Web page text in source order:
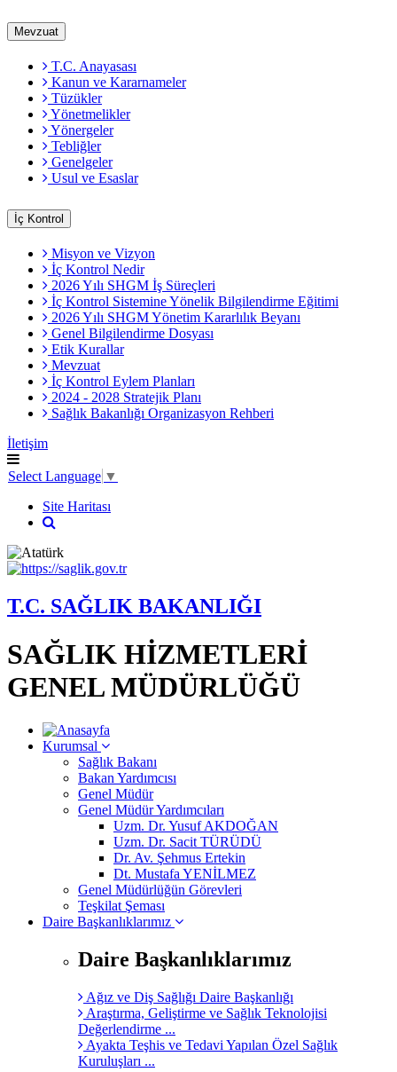
Mevzuat
T.C. Anayasası
Kanun ve Kararnameler
Tüzükler
Yönetmelikler
Yönergeler
Tebliğler
Genelgeler
Usul ve Esaslar
İç Kontrol
Misyon ve Vizyon
İç Kontrol Nedir
2026 Yılı SHGM İş Süreçleri
İç Kontrol Sistemine Yönelik Bilgilendirme Eğitimi
2026 Yılı SHGM Yönetim Kararlılık Beyanı
Genel Bilgilendirme Dosyası
Etik Kurallar
Mevzuat
İç Kontrol Eylem Planları
2024 - 2028 Stratejik Planı
Sağlık Bakanlığı Organizasyon Rehberi
İletişim
Select Language ▼
Site Haritası
T.C. SAĞLIK BAKANLIĞI
SAĞLIK HİZMETLERİ
GENEL MÜDÜRLÜĞÜ
Kurumsal
Sağlık Bakanı
Bakan Yardımcısı
Genel Müdür
Genel Müdür Yardımcıları
Uzm. Dr. Yusuf AKDOĞAN
Uzm. Dr. Sacit TÜRÜDÜ
Dr. Av. Şehmus Ertekin
Dt. Mustafa YENİLMEZ
Genel Müdürlüğün Görevleri
Teşkilat Şeması
Daire Başkanlıklarımız
Daire Başkanlıklarımız
Ağız ve Diş Sağlığı Daire Başkanlığı
Araştırma, Geliştirme ve Sağlık Teknolojisi
Değerlendirme ...
Ayakta Teşhis ve Tedavi Yapılan Özel Sağlık
Kuruluşları ...